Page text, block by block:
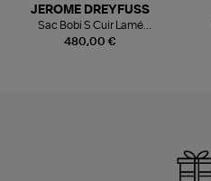
480,00 €
JEROME DREYFUSS
Sac Bobi S Cuir Lamé
Champagne